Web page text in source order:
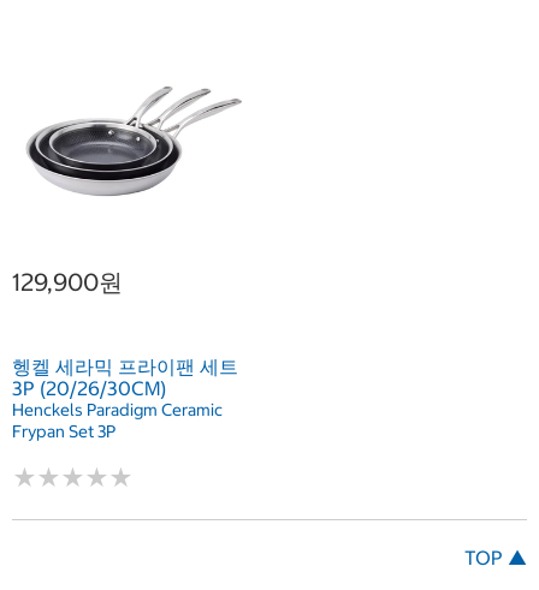
129,900원
헹켈 세라믹 프라이팬 세트
3P (20/26/30CM)
Henckels Paradigm Ceramic
Frypan Set 3P
★★★★★
★★★★★
TOP ▲